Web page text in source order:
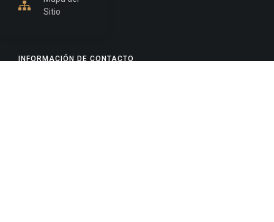
INFORMACIÓN DE CONTACTO
Sitio